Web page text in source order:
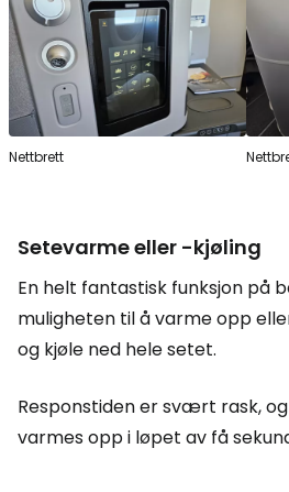
Nettbrett
Setevarme eller -kjøling
En helt fantastisk funksjon på
muligheten til å varme opp
og kjøle ned hele setet.
Responstiden er svært rask,
varmes opp i løpet av få